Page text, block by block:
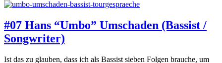
#07 Hans “Umbo” Umschaden (Bassist /
Songwriter)
Ist das zu glauben, dass ich als Bassist sieben Folgen brauche, um